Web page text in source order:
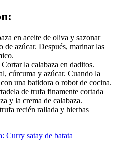
en aceite de oliva y sazonar
de azúcar. Después, marinar las
la calabaza en daditos.
cúrcuma y azúcar. Cuando la
una batidora o robot de cocina.
de trufa finamente cortada
y la crema de calabaza.
recién rallada y hierbas
Curry satay de batata